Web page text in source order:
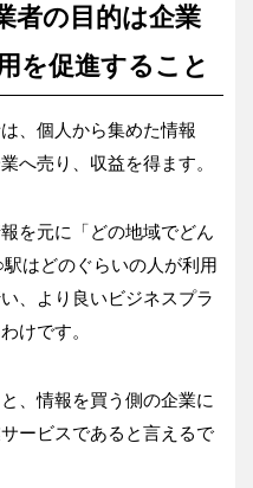
者の目的は企業
を促進すること
、個人から集めた情報
へ売り、収益を得ます。
を元に「どの地域でどん
はどのぐらいの人が利用
、より良いビジネスプラ
けです。
、情報を買う側の企業に
ービスであると言えるで